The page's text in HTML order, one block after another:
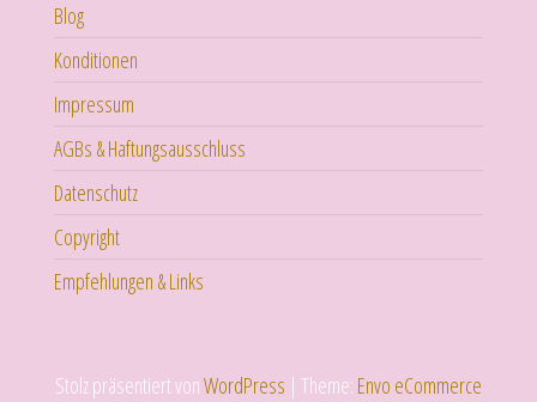
Blog
Konditionen
Impressum
AGBs & Haftungsausschluss
Datenschutz
Copyright
Empfehlungen & Links
Stolz präsentiert vonWordPress | Theme: Envo eCommerce